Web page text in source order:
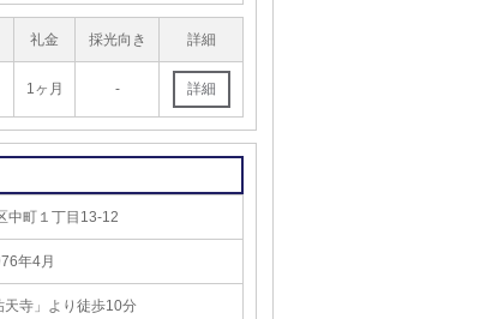
礼金 採光向き 詳細
1ヶ月 -
中町１丁目13-12
年4月
天寺」より徒歩10分